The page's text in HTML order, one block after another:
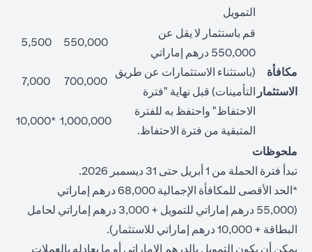
التمويل
مكافأة
الاستثمار
قم باستثمار لا يقل عن
550,000 درهم إماراتي
(باستثناء الاستثمارات عن طريق
التأمينات) قبل نهاية "فترة
الاحتفاظ" واحتفظ به للفترة
المتبقية من فترة الاحتفاظ.
550,000
5,500
700,000
7,000
1,000,000
*10,000
ملحوظات
تبدأ فترة الحملة من 1 أبريل حتى 31 ديسمبر 2026.
*الحد الأقصى للمكافأة الإجمالية 68,000 درهم إماراتي
(55,000 درهم إماراتي للتمويل + 3,000 درهم إماراتي لحامل
البطاقة + 10,000 درهم إماراتي للاستثمار).
يمكن أن يكون التمويل بالدرهم الإماراتي أو ما يعادله بالعملات